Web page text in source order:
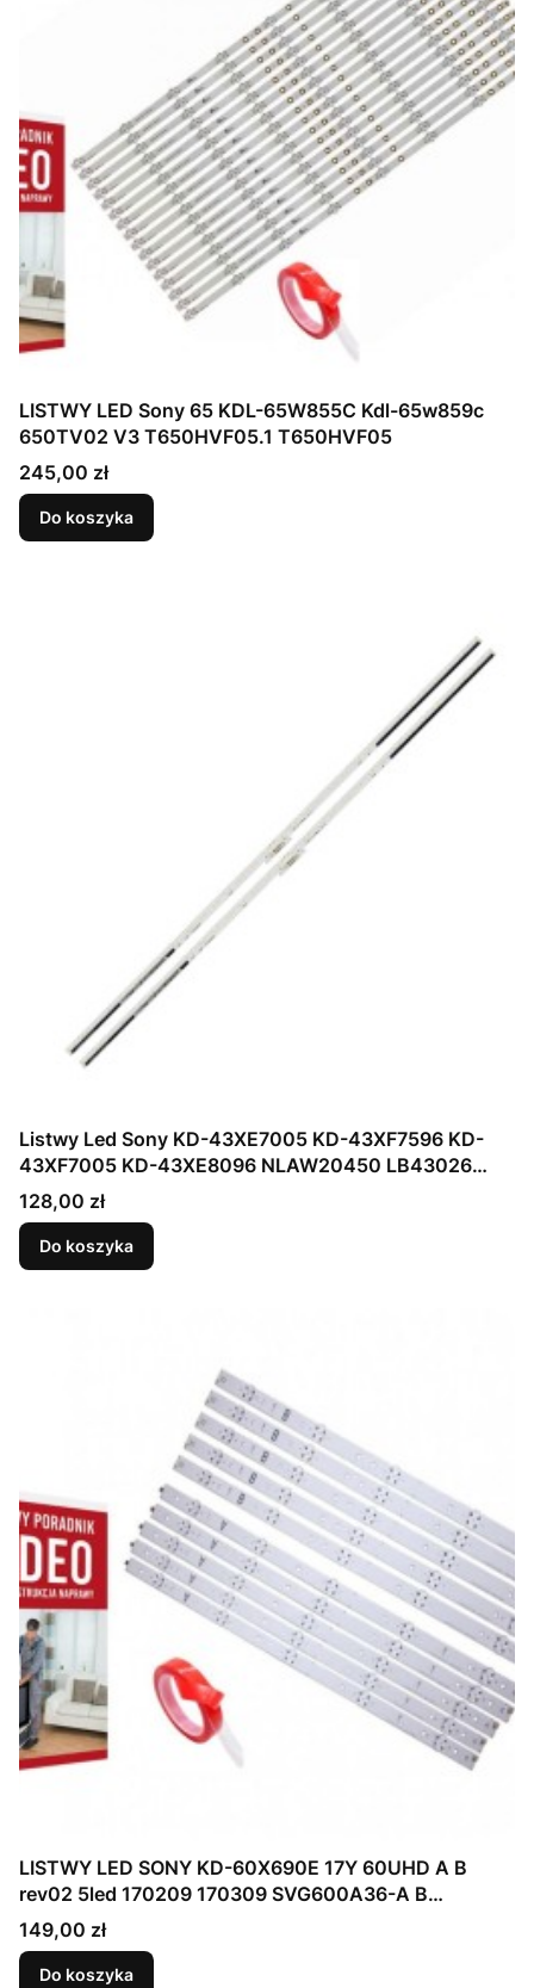
LISTWY LED Sony 65 KDL-65W855C Kdl-65w859c
650TV02 V3 T650HVF05.1 T650HVF05
Cena
245,00 zł
Do koszyka
Listwy Led Sony KD-43XE7005 KD-43XF7596 KD-
43XF7005 KD-43XE8096 NLAW20450 LB43026
YS7S430HNG01 YS8S430HNG01 YM7S430HNG01
32LED 46.2CM
Cena
128,00 zł
Do koszyka
LISTWY LED SONY KD-60X690E 17Y 60UHD A B
rev02 5led 170209 170309 SVG600A36-A B
S600DUC-1 KCL60
Cena
149,00 zł
Do koszyka